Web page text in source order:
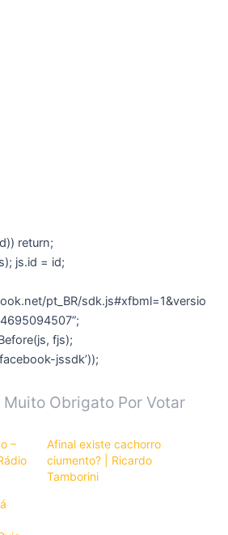
return;
js.id = id;
pt_BR/sdk.js#xfbml=1&versio
fjs);
jssdk’));
Muito Obrigato Por Votar
–
Afinal existe cachorro
ciumento? | Ricardo
Tamborini